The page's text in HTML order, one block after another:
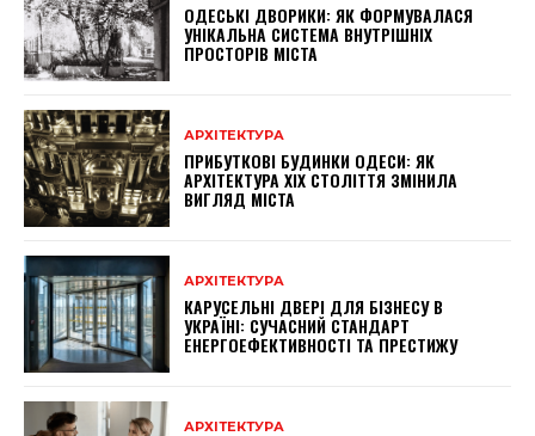
ОДЕСЬКІ ДВОРИКИ: ЯК ФОРМУВАЛАСЯ
УНІКАЛЬНА СИСТЕМА ВНУТРІШНІХ
ПРОСТОРІВ МІСТА
АРХІТЕКТУРА
ПРИБУТКОВІ БУДИНКИ ОДЕСИ: ЯК
АРХІТЕКТУРА XIX СТОЛІТТЯ ЗМІНИЛА
ВИГЛЯД МІСТА
АРХІТЕКТУРА
КАРУСЕЛЬНІ ДВЕРІ ДЛЯ БІЗНЕСУ В
УКРАЇНІ: СУЧАСНИЙ СТАНДАРТ
ЕНЕРГОЕФЕКТИВНОСТІ ТА ПРЕСТИЖУ
АРХІТЕКТУРА